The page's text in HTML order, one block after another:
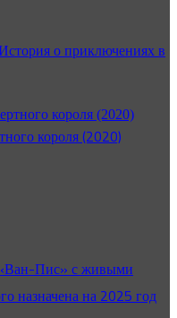
о приключениях в
короля (2020)
«Ван-Пис» с живыми
назначена на 2025 год